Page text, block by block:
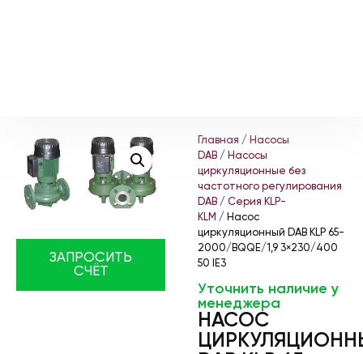
ЗАПРОСИТЬ
СЧЁТ
Главная / Насосы
DAB / Насосы
циркуляционные без
частотного регулирования
DAB / Серия KLP-
KLM / Насос
циркуляционный DAB KLP 65-
2000/BQQE/1,9 3×230/400
50 IE3
Уточнить наличие у
менеджера
НАСОС